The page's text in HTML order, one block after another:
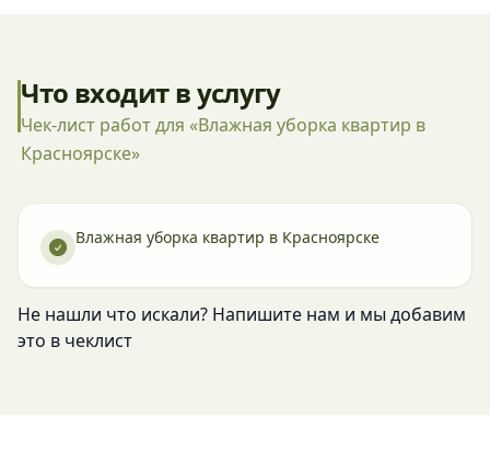
Что входит в услугу
Чек-лист работ для «Влажная уборка квартир в
Красноярске»
Влажная уборка квартир в Красноярске
Не нашли что искали? Напишите нам и мы добавим
это в чеклист